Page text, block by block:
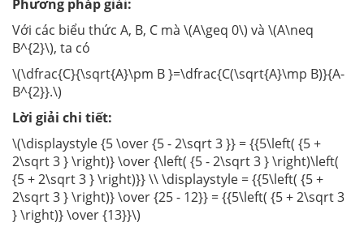
Phương pháp giải:
Với các biểu thức A, B, C mà \(A\geq 0\) và \(A\neq
B^{2}\), ta có
\(\dfrac{C}{\sqrt{A}\pm B }=\dfrac{C(\sqrt{A}\mp B)}{A-
B^{2}}.\)
Lời giải chi tiết:
\(\displaystyle {5 \over {5 - 2\sqrt 3 }} = {{5\left( {5 +
2\sqrt 3 } \right)} \over {\left( {5 - 2\sqrt 3 } \right)\left(
{5 + 2\sqrt 3 } \right)}} \\ \displaystyle = {{5\left( {5 +
2\sqrt 3 } \right)} \over {25 - 12}} = {{5\left( {5 + 2\sqrt 3
} \right)} \over {13}}\)